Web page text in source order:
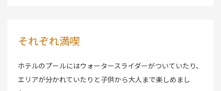
それぞれ満喫
ホテルのプールにはウォータースライダーがついていたり、
エリアが分かれていたりと子供から大人まで楽しめまし